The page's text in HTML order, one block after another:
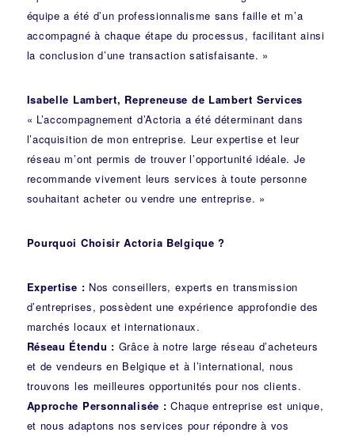
équipe a été d’un professionnalisme sans faille et m’a
accompagné à chaque étape du processus, facilitant ainsi
la conclusion d’une transaction satisfaisante. »
Isabelle Lambert, Repreneuse de Lambert Services
« L’accompagnement d’Actoria a été déterminant dans
l’acquisition de mon entreprise. Leur expertise et leur
réseau m’ont permis de trouver l’opportunité idéale. Je
recommande vivement leurs services à toute personne
souhaitant acheter ou vendre une entreprise. »
Pourquoi Choisir Actoria Belgique ?
Expertise : Nos conseillers, experts en transmission
d’entreprises, possèdent une expérience approfondie des
marchés locaux et internationaux.
Réseau Étendu : Grâce à notre large réseau d’acheteurs
et de vendeurs en Belgique et à l’international, nous
trouvons les meilleures opportunités pour nos clients.
Approche Personnalisée : Chaque entreprise est unique,
et nous adaptons nos services pour répondre à vos